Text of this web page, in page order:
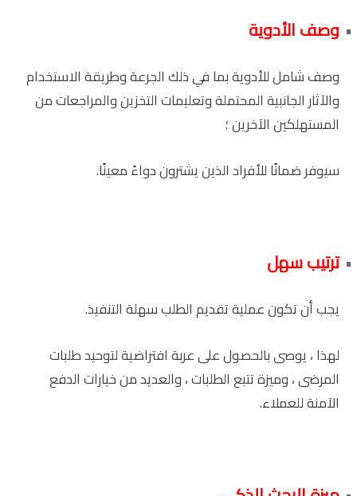
وصف الأدوية
وصف شامل للأدوية بما في ذلك الجرعة وطريقة الاستخدام
والآثار الجانبية المحتملة وتعليمات التخزين والمراجعات من
المستهلكين الآخرين ؛
سيوفر ضمانًا للأفراد الذين يشترون دواءً معينًا.
ترتيب سهل
يجب أن تكون عملية تقديم الطلب سهلة التنفيذ.
لهذا ، يوصى بالحصول على عربة افتراضية لتوحيد طلبات
المرضى ، وميزة تتبع الطلبات ، والعديد من خيارات الدفع
الآمنة للعملاء.